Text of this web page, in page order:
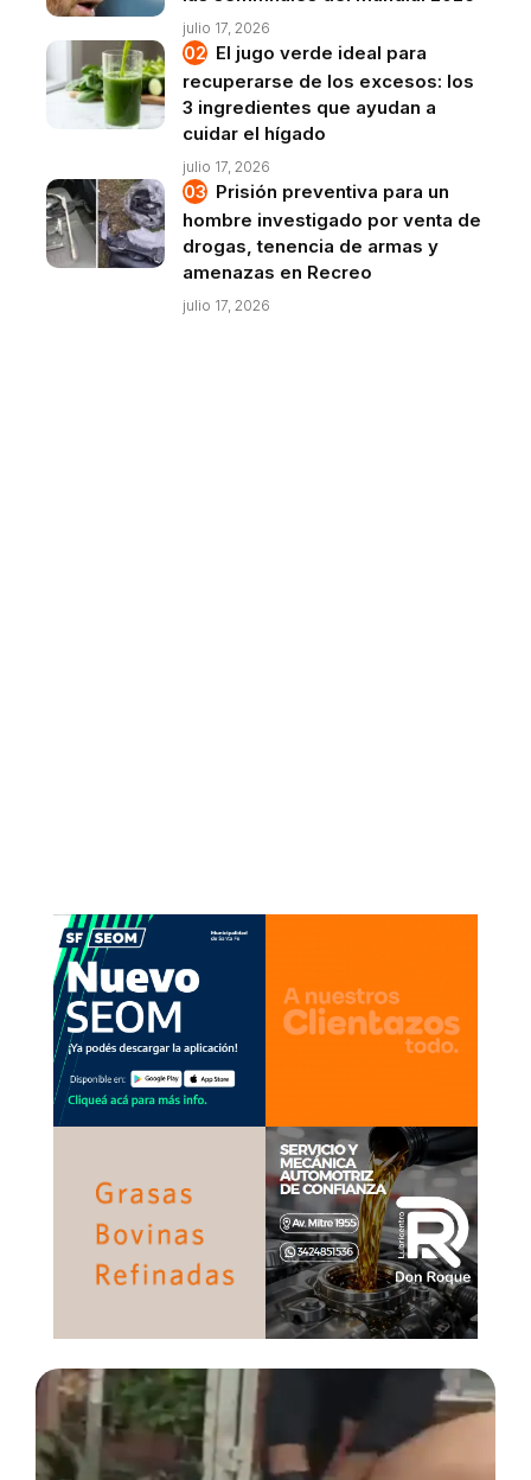
julio 17, 2026
El jugo verde ideal para
recuperarse de los excesos: los
3 ingredientes que ayudan a
cuidar el hígado
julio 17, 2026
Prisión preventiva para un
hombre investigado por venta de
drogas, tenencia de armas y
amenazas en Recreo
julio 17, 2026